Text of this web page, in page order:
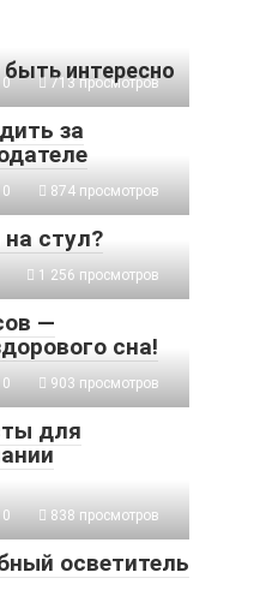
интересно
0 713 просмотров
за
0 874 просмотров
на стул?
1 256 просмотров
—
сна!
0 903 просмотров
для
0 838 просмотров
осветитель